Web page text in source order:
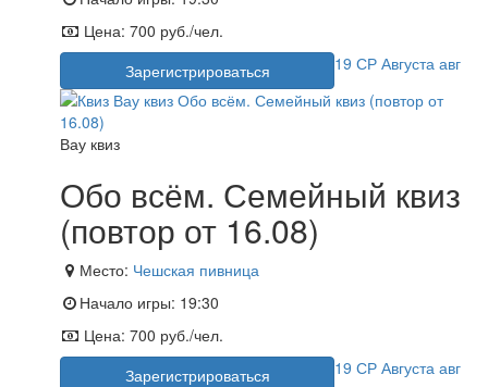
Цена: 700 руб./чел.
Зарегистрироваться
19 СР Августа авг
Вау квиз
Обо всём. Семейный квиз
(повтор от 16.08)
Место: Чешская пивница
Начало игры: 19:30
Цена: 700 руб./чел.
Зарегистрироваться
19 СР Августа авг